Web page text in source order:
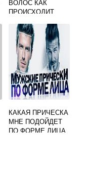
ВОЛОС КАК
ПРОИСХОДИТ
ДЕРЖИТСЯ
КАКАЯ ПРИЧЕСКА
МНЕ ПОДОЙДЕТ
ПО ФОРМЕ ЛИЦА